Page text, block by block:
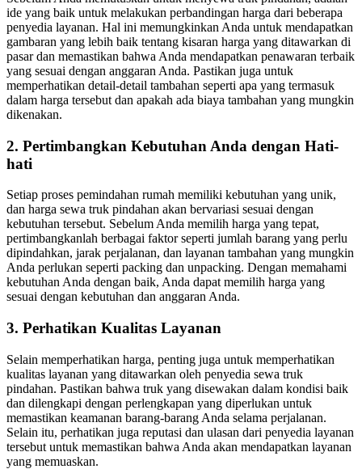
ide yang baik untuk melakukan perbandingan harga dari beberapa
penyedia layanan. Hal ini memungkinkan Anda untuk mendapatkan
gambaran yang lebih baik tentang kisaran harga yang ditawarkan di
pasar dan memastikan bahwa Anda mendapatkan penawaran terbaik
yang sesuai dengan anggaran Anda. Pastikan juga untuk
memperhatikan detail-detail tambahan seperti apa yang termasuk
dalam harga tersebut dan apakah ada biaya tambahan yang mungkin
dikenakan.
2. Pertimbangkan Kebutuhan Anda dengan Hati-
hati
Setiap proses pemindahan rumah memiliki kebutuhan yang unik,
dan harga sewa truk pindahan akan bervariasi sesuai dengan
kebutuhan tersebut. Sebelum Anda memilih harga yang tepat,
pertimbangkanlah berbagai faktor seperti jumlah barang yang perlu
dipindahkan, jarak perjalanan, dan layanan tambahan yang mungkin
Anda perlukan seperti packing dan unpacking. Dengan memahami
kebutuhan Anda dengan baik, Anda dapat memilih harga yang
sesuai dengan kebutuhan dan anggaran Anda.
3. Perhatikan Kualitas Layanan
Selain memperhatikan harga, penting juga untuk memperhatikan
kualitas layanan yang ditawarkan oleh penyedia sewa truk
pindahan. Pastikan bahwa truk yang disewakan dalam kondisi baik
dan dilengkapi dengan perlengkapan yang diperlukan untuk
memastikan keamanan barang-barang Anda selama perjalanan.
Selain itu, perhatikan juga reputasi dan ulasan dari penyedia layanan
tersebut untuk memastikan bahwa Anda akan mendapatkan layanan
yang memuaskan.